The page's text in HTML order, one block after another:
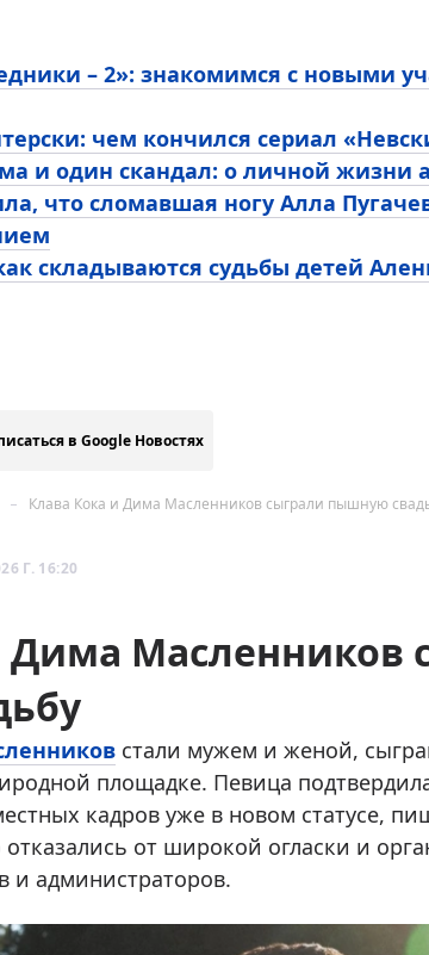
– 2»: знакомимся с новыми
чем кончился сериал
и один скандал: о личной жизни
что сломавшая ногу Алла
складываются судьбы детей
в Google Новостях
Клава Кока и Дима Масленников сыграли пышную
Г. 16:20
Дима Масленников
стали мужем и женой,
площадке. Певица
кадров уже в новом статусе,
от широкой огласки и
и администраторов.